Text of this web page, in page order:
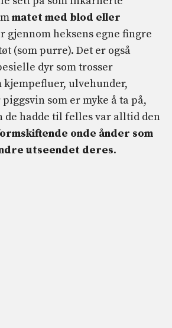
matet med blod eller
gjennom heksens egne fingre
(som purre). Det er også
dyr som trosser
kjempefluer, ulvehunder,
som er myke å ta på,
de hadde til felles var alltid den
onde ånder som
utseendet deres.